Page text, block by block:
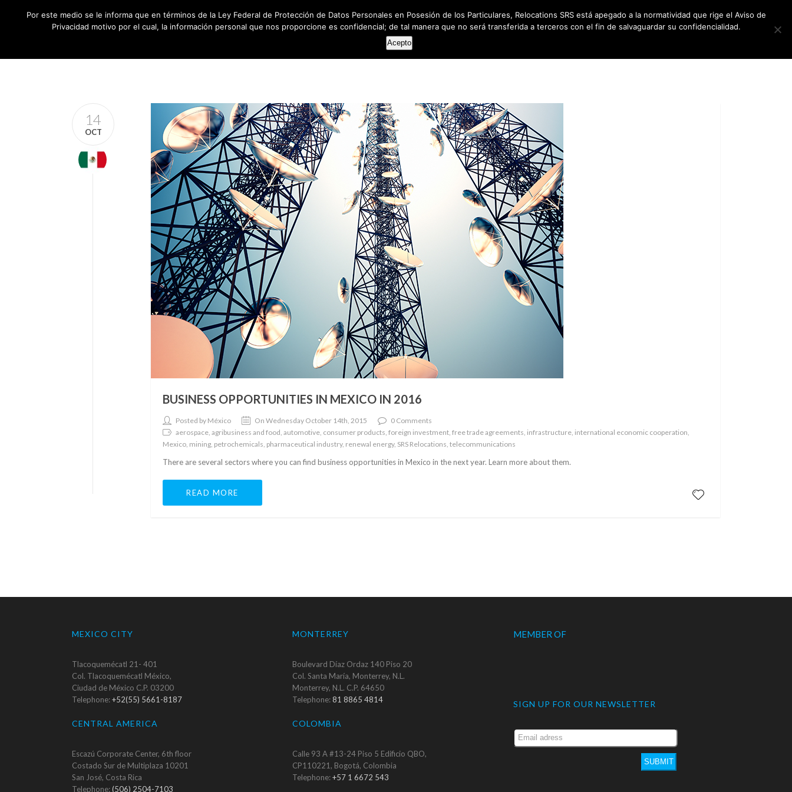
HOME ABOUT US SERVICES RESOURCES NEWSLETTER CONTACT US
14
OCT
BUSINESS OPPORTUNITIES IN MEXICO IN 2016
Posted by México On Wednesday October 14th, 2015
0 Comments
aerospace, agribusiness and food, automotive, consumer products, foreign investment, free trade agreements, infrastructure, international economic cooperation,
Mexico, mining, petrochemicals, pharmaceutical industry, renewal energy, SRS Relocations, telecommunications
There are several sectors where you can find business opportunities in Mexico in the next year. Learn more about them.
READ MORE
MEXICO CITY
Tlacoquemécatl 21- 401
Col. Tlacoquemécatl México,
Ciudad de México C.P. 03200
Telephone:+52(55) 5661-8187
CENTRAL AMERICA
Escazú Corporate Center, 6th floor
Costado Sur de Multiplaza 10201
San José, Costa Rica
Telephone:(506) 2504-7103
MONTERREY
Boulevard Díaz Ordaz 140 Piso 20
Col. Santa María, Monterrey, N.L.
Monterrey, N.L. C.P. 64650
Telephone:81 8865 4814
COLOMBIA
Calle 93 A #13-24 Piso 5 Edificio QBO,
CP110221, Bogotá, Colombia
Telephone:+57 1 6672 543
MEMBER OF
SIGN UP FOR OUR NEWSLETTER
SUBMIT
Por este medio se le informa que en términos de la Ley Federal de Protección de Datos Personales en Posesión de los Particulares, Relocations SRS está apegado a la normatividad que rige el Aviso de
Privacidad motivo por el cual, la información personal que nos proporcione es confidencial; de tal manera que no será transferida a terceros con el fin de salvaguardar su confidencialidad.
Acepto